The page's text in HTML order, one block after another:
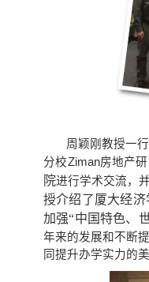
周颖刚教授一
分校Ziman房地产
院进行学术交流，
授介绍了厦大经
加强“中国特色、
年来的发展和不断
同提升办学实力的美